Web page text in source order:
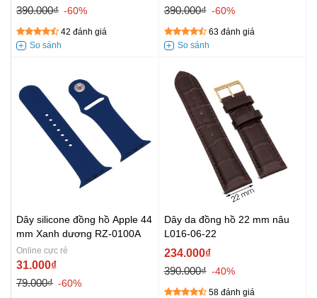
390.000₫ -60%
42 đánh giá
390.000₫ -60%
63 đánh giá
Dây silicone đồng hồ Apple 44
mm Xanh dương RZ-0100A
Online cực rẻ
31.000₫
79.000₫ -60%
Dây da đồng hồ 22 mm nâu
L016-06-22
234.000₫
390.000₫ -40%
58 đánh giá